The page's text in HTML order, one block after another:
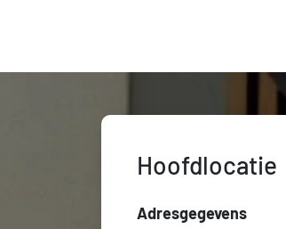
Hoofdlocatie
Adresgegevens